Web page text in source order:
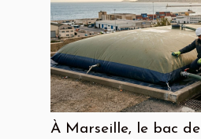
À Marseille, le bac